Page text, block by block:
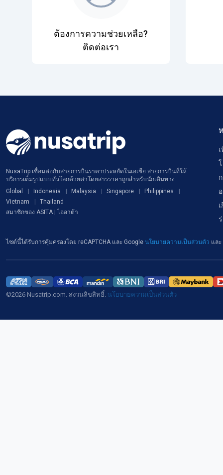
ต้องการความช่วยเหลือ?
ติดต่อเรา
NusaTrip เชื่อมต่อกับสายการบินราคาประหยัดในเอเชีย สายการบินที่ให้
บริการเต็มรูปแบบทั่วโลกด้วยค่าโดยสารราคาถูกสำหรับนักเดินทาง
Global
Indonesia Malaysia Singapore
Philippines
Vietnam
Thailand
สมาชิกของ ASITA | ไออาต้า
ไซต์นี้ได้รับการคุ้มครองโดย reCAPTCHA และ Google นโยบายความเป็นส่วนตัว และ
©2026 Nusatrip.com. สงวนลิขสิทธิ์. นโยบายความเป็นส่วนตัว